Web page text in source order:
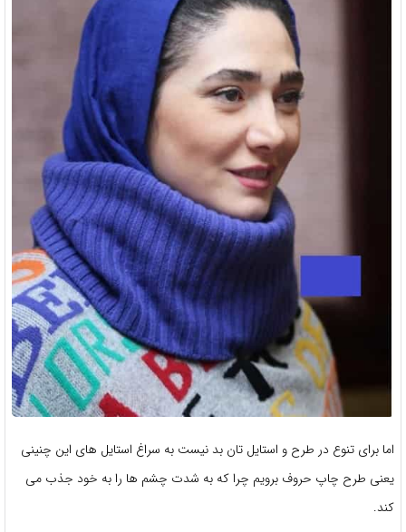
اما برای تنوع در طرح و استایل تان بد نیست به سراغ استایل های این چنینی
یعنی طرح چاپ حروف برویم چرا که به شدت چشم ها را به خود جذب می
کند.